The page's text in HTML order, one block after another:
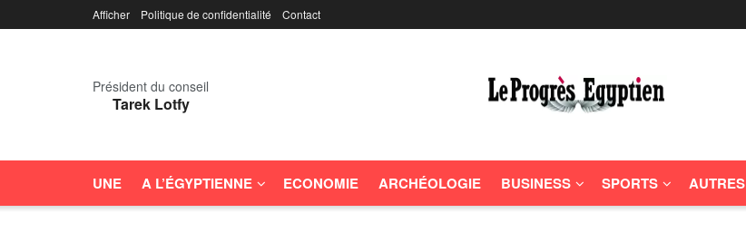
Afficher Politique de confidentialité Contact
Président du conseil
Tarek Lotfy
UNE A L’ÉGYPTIENNE ECONOMIE ARCHÉOLOGIE BUSINESS SPORTS AUTRES